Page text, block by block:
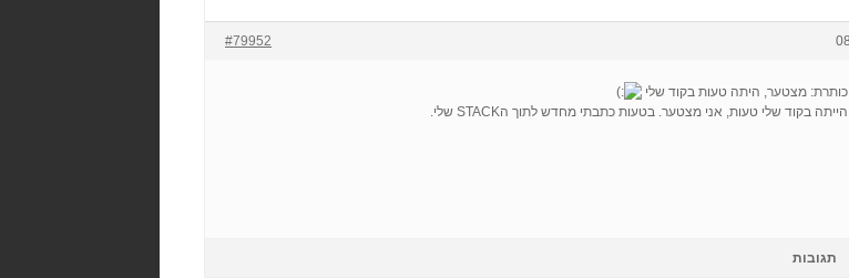
#79952
כותרת: מצטער, היתה טעות בקוד שלי
הייתה בקוד שלי טעות, אני מצטער. בטעות כתבתי מחדש לתוך הSTACK שלי.
תגובות